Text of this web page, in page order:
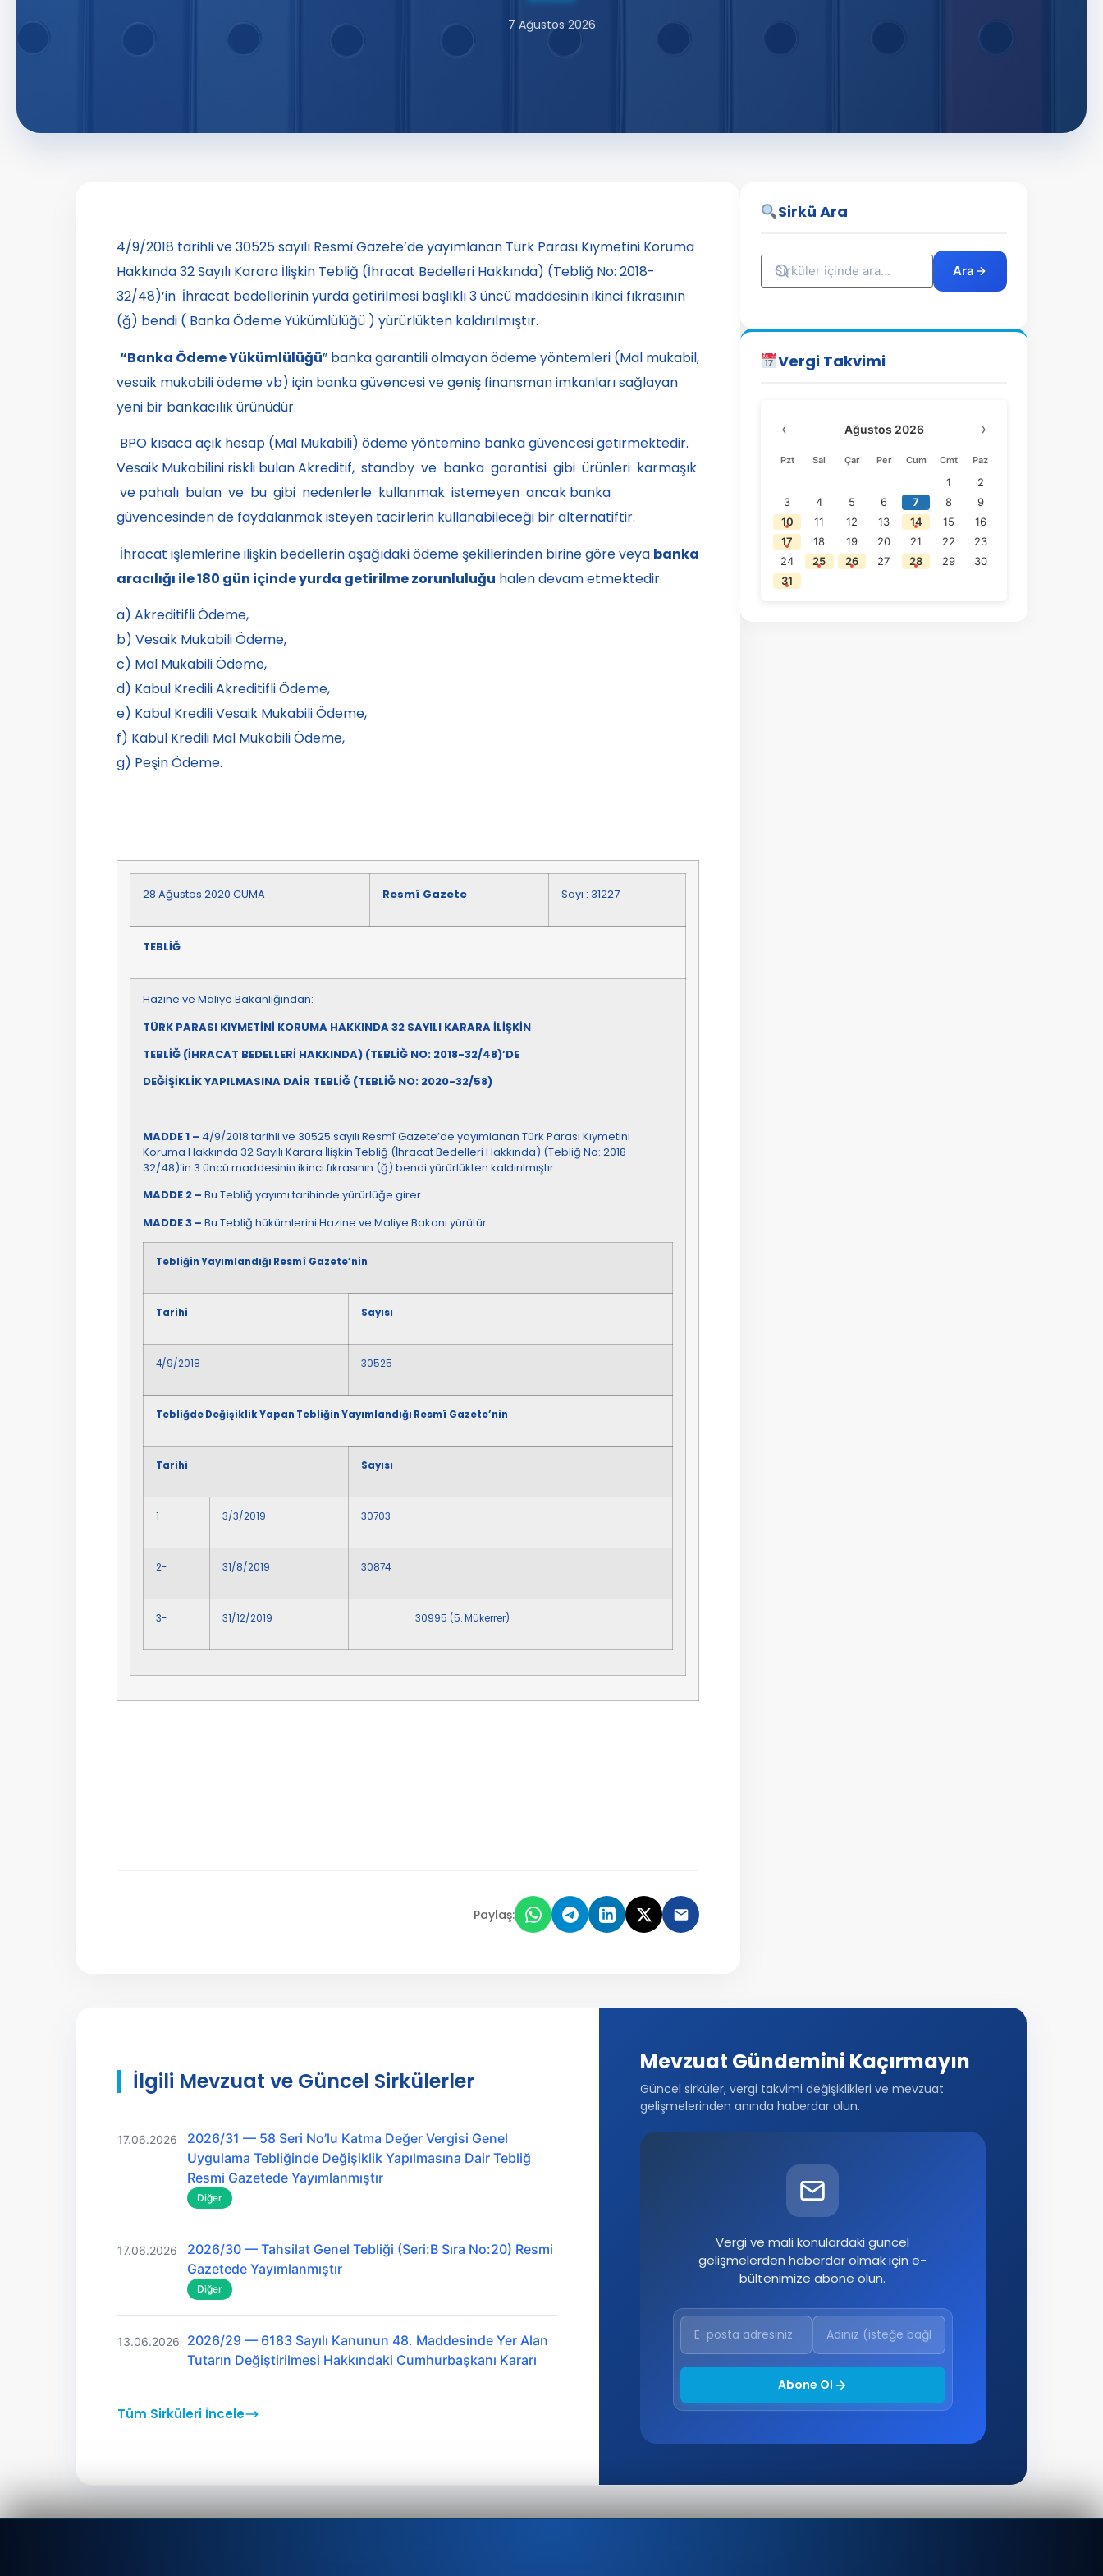
7 Ağustos 2026
4/9/2018 tarihli ve 30525 sayılı Resmî Gazete’de yayımlanan Türk Parası Kıymetini Koruma
Hakkında 32 Sayılı Karara İlişkin Tebliğ (İhracat Bedelleri Hakkında) (Tebliğ No: 2018-
32/48)’in İhracat bedellerinin yurda getirilmesi başlıklı 3 üncü maddesinin ikinci fıkrasının
(ğ) bendi ( Banka Ödeme Yükümlülüğü ) yürürlükten kaldırılmıştır.
“Banka Ödeme Yükümlülüğü” banka garantili olmayan ödeme yöntemleri (Mal mukabil,
vesaik mukabili ödeme vb) için banka güvencesi ve geniş finansman imkanları sağlayan
yeni bir bankacılık ürünüdür.
BPO kısaca açık hesap (Mal Mukabili) ödeme yöntemine banka güvencesi getirmektedir.
Vesaik Mukabilini riskli bulan Akreditif, standby ve banka garantisi gibi ürünleri karmaşık
ve pahalı bulan ve bu gibi nedenlerle kullanmak istemeyen ancak banka
güvencesinden de faydalanmak isteyen tacirlerin kullanabileceği bir alternatiftir.
İhracat işlemlerine ilişkin bedellerin aşağıdaki ödeme şekillerinden birine göre veya banka
aracılığı ile 180 gün içinde yurda getirilme zorunluluğu halen devam etmektedir.
a) Akreditifli Ödeme,
b) Vesaik Mukabili Ödeme,
c) Mal Mukabili Ödeme,
d) Kabul Kredili Akreditifli Ödeme,
e) Kabul Kredili Vesaik Mukabili Ödeme,
f) Kabul Kredili Mal Mukabili Ödeme,
g) Peşin Ödeme.
28 Ağustos 2020 CUMA Resmî Gazete Sayı : 31227
TEBLİĞ
Hazine ve Maliye Bakanlığından:
TÜRK PARASI KIYMETİNİ KORUMA HAKKINDA 32 SAYILI KARARA İLİŞKİN
TEBLİĞ (İHRACAT BEDELLERİ HAKKINDA) (TEBLİĞ NO: 2018-32/48)’DE
DEĞİŞİKLİK YAPILMASINA DAİR TEBLİĞ (TEBLİĞ NO: 2020-32/58)
MADDE 1 – 4/9/2018 tarihli ve 30525 sayılı Resmî Gazete’de yayımlanan Türk Parası Kıymetini
Koruma Hakkında 32 Sayılı Karara İlişkin Tebliğ (İhracat Bedelleri Hakkında) (Tebliğ No: 2018-
32/48)’in 3 üncü maddesinin ikinci fıkrasının (ğ) bendi yürürlükten kaldırılmıştır.
MADDE 2 – Bu Tebliğ yayımı tarihinde yürürlüğe girer.
MADDE 3 – Bu Tebliğ hükümlerini Hazine ve Maliye Bakanı yürütür.
Tebliğin Yayımlandığı Resmî Gazete’nin
Tarihi Sayısı
4/9/2018 30525
Tebliğde Değişiklik Yapan Tebliğin Yayımlandığı Resmî Gazete’nin
Tarihi Sayısı
1- 3/3/2019 30703
2- 31/8/2019 30874
3- 31/12/2019 30995 (5. Mükerrer)
Paylaş:
Sirkü Ara
Ara
Vergi Takvimi
‹ Ağustos 2026 ›
Pzt Sal Çar Per Cum Cmt Paz
1
2
3
4 5 6 7 8
9
10
11 12 13 14 15
16
17
18 19 20 21 22
23
24
25 26 27 28 29
30
31
İlgili Mevzuat ve Güncel Sirkülerler
17.06.2026
2026/31 — 58 Seri No’lu Katma Değer Vergisi Genel
Uygulama Tebliğinde Değişiklik Yapılmasına Dair Tebliğ
Resmi Gazetede Yayımlanmıştır
Diğer
17.06.2026
2026/30 — Tahsilat Genel Tebliği (Seri:B Sıra No:20) Resmi
Gazetede Yayımlanmıştır
Diğer
13.06.2026
2026/29 — 6183 Sayılı Kanunun 48. Maddesinde Yer Alan
Tutarın Değiştirilmesi Hakkındaki Cumhurbaşkanı Kararı
Tüm Sirküleri İncele
Mevzuat Gündemini Kaçırmayın
Güncel sirküler, vergi takvimi değişiklikleri ve mevzuat
gelişmelerinden anında haberdar olun.
Vergi ve mali konulardaki güncel
gelişmelerden haberdar olmak için e-
bültenimize abone olun.
Abone Ol